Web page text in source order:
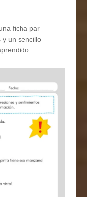
ficha par
y un sencillo